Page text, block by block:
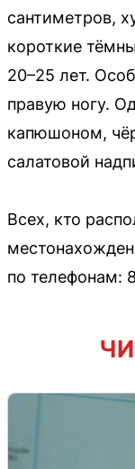
сантиметров,
короткие
20–25 лет.
правую ногу.
капюшоном,
салатовой
Всех, кто
по телефонам: